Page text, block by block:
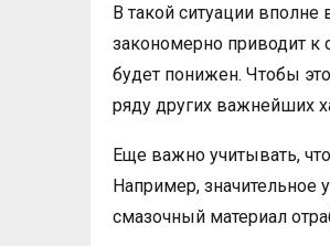
В такой ситуации
закономерно приводит к
будет понижен. Чтобы
ряду других важнейших
Еще важно учитывать,
Например, значительное
смазочный материал